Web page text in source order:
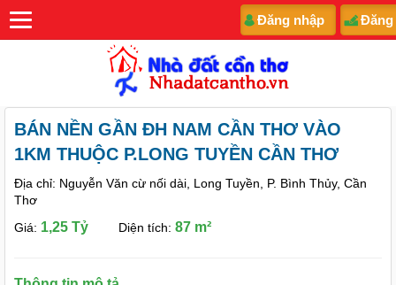
Đăng nhập Đăng
BÁN NỀN GẦN ĐH NAM CẦN THƠ VÀO
1KM THUỘC P.LONG TUYỀN CẦN THƠ
Địa chỉ: Nguyễn Văn cừ nối dài, Long Tuyền, P. Bình Thủy, Cần
Thơ
Giá: 1,25 Tỷ Diện tích: 87 m²